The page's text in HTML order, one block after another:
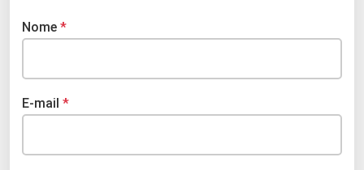
Nome *
E-mail *